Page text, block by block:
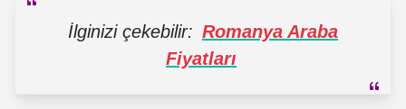
İlginizi çekebilir: Romanya Araba
Fiyatları